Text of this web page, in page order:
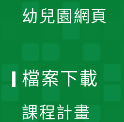
幼兒園網頁
檔案下載
課程計畫